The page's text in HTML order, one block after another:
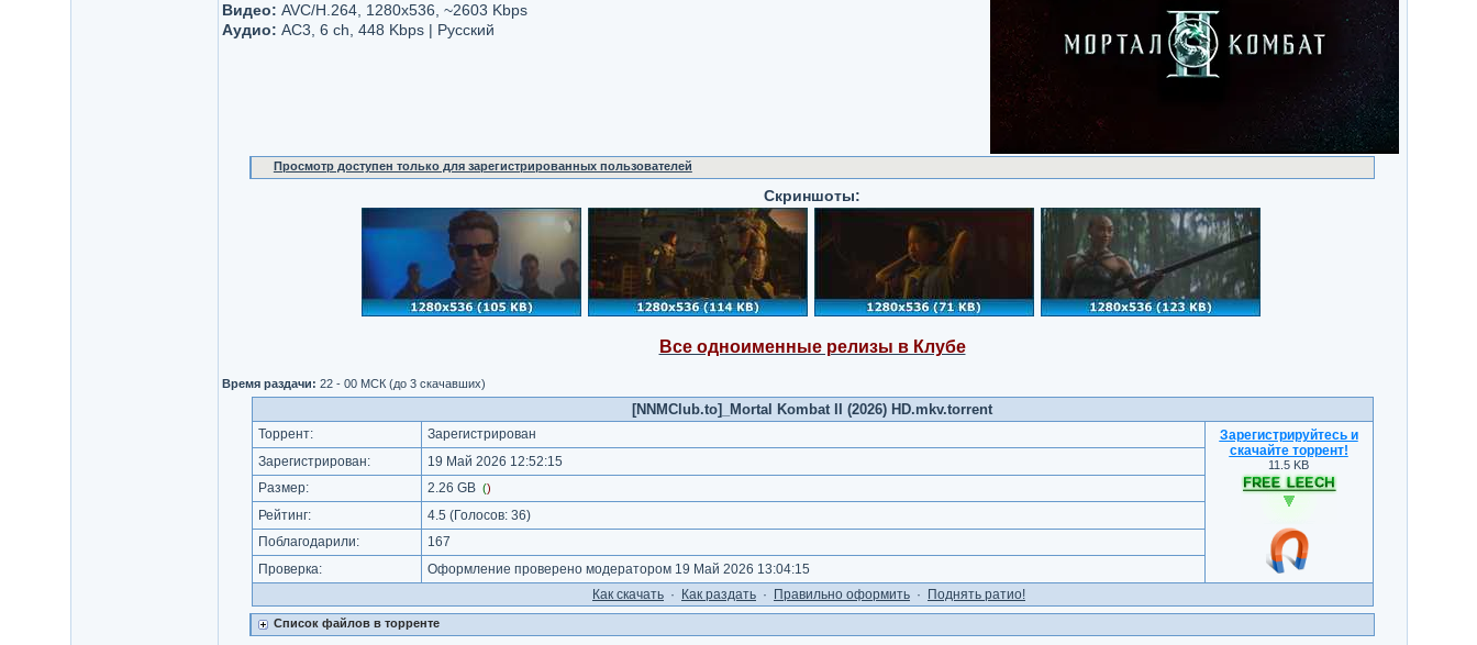
Видео: AVC/H.264, 1280x536, ~2603 Kbps
Аудио: AC3, 6 ch, 448 Kbps | Русский
Просмотр доступен только для зарегистрированных пользователей
Скриншоты:
Все одноименные релизы в Клубе
Время раздачи: 22 - 00 МСК (до 3 скачавших)
[NNMClub.to]_Mortal Kombat II (2026) HD.mkv.torrent
Торрент: Зарегистрирован
Зарегистрируйтесь и
скачайте торрент!
11.5 KB
Зарегистрирован:
19 Май 2026 12:52:15
Размер:
2.26 GB ()
Рейтинг: 4.5 (Голосов: 36)
Поблагодарили:
167
Проверка:
Оформление проверено модератором 19 Май 2026 13:04:15
Как cкачать · Как раздать · Правильно оформить · Поднять ратио!
Список файлов в торренте